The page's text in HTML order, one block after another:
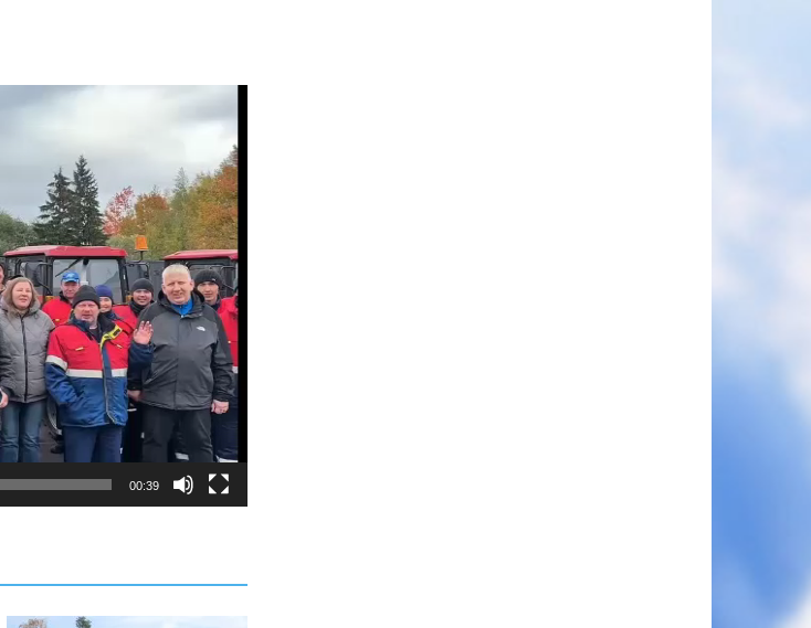
00:39